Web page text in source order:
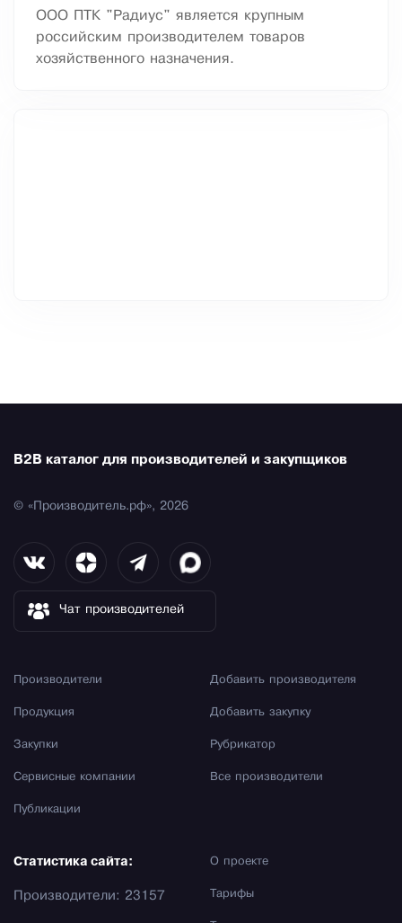
ООО ПТК "Радиус" является крупным
российским производителем товаров
хозяйственного назначения.
B2B каталог для производителей и закупщиков
© «Производитель.рф», 2026
Чат производителей
Производители
Продукция
Закупки
Сервисные компании
Публикации
Добавить производителя
Добавить закупку
Рубрикатор
Все производители
О проекте
Тарифы
Статистика сайта:
Производители: 23157